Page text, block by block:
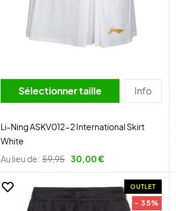
Sélectionner taille Info
Li-Ning ASKV012-2 International Skirt
White
Au lieu de: 59,95 30,00 €
OUTLET
- 35%